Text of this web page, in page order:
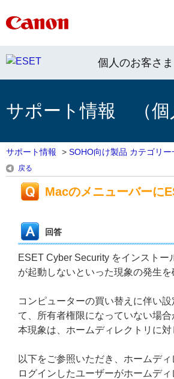
個人のお客さま
サポート情報 （個
サポート情報 > SOHO向け製品 カテゴリー
戻る
Macのメニューバーに
回答
ESET Cyber Security をインスト
が起動しないといった現象の発生を
コンピューターの買い替えに伴い
て、所有者権限になっていない場合
本現象は、ホームディレクトリに
以下をご参照いただき、ホームデ
ログインしたユーザーがホームデ